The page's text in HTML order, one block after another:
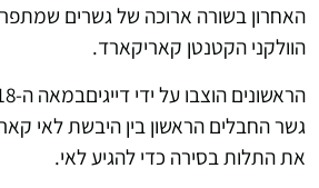
האחרון בשורה ארוכה של גשרים
הוולקני הקטנטן קאריקארד.
גשר החבלים הראשון בין היבשת לאי
את התלות בסירה כדי להגיע לאי.